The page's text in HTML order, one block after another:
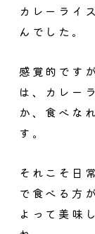
カレーライ
んでした。
感覚的です
は、カレー
か、食べな
す。
それこそ日
で食べる方
よって美味